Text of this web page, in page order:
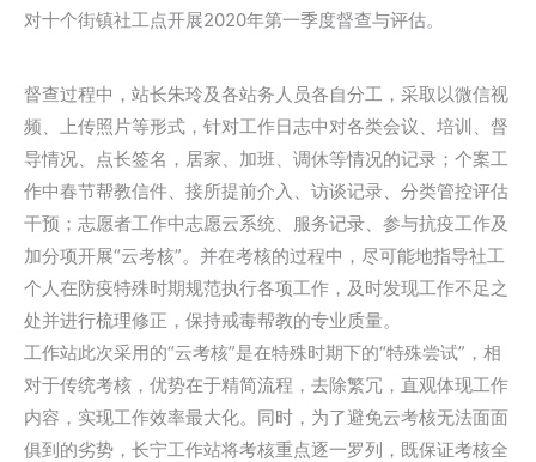
对十个街镇社工点开展2020年第一季度督查与评估。
督查过程中，站长朱玲及各站务人员各自分工，采取以微信视
频、上传照片等形式，针对工作日志中对各类会议、培训、督
导情况、点长签名，居家、加班、调休等情况的记录；个案工
作中春节帮教信件、接所提前介入、访谈记录、分类管控评估
干预；志愿者工作中志愿云系统、服务记录、参与抗疫工作及
加分项开展“云考核”。并在考核的过程中，尽可能地指导社工
个人在防疫特殊时期规范执行各项工作，及时发现工作不足之
处并进行梳理修正，保持戒毒帮教的专业质量。
工作站此次采用的“云考核”是在特殊时期下的“特殊尝试”，相
对于传统考核，优势在于精简流程，去除繁冗，直观体现工作
内容，实现工作效率最大化。同时，为了避免云考核无法面面
俱到的劣势，长宁工作站将考核重点逐一罗列，既保证考核全